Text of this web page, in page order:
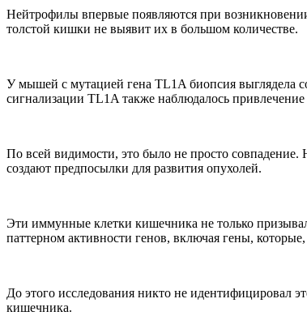
Нейтрофилы впервые появляются при
толстой кишки не выявит их в большом количестве.
У мышей с мутацией гена TL1A биопсия выглядела
сигнализации TL1A также наблюдалось
По всей видимости, это было не просто
создают предпосылки для развития опухолей.
Эти иммунные клетки кишечника не только
паттерном активности генов, включая гены,
До этого исследования никто не идентифицировал
кишечника.